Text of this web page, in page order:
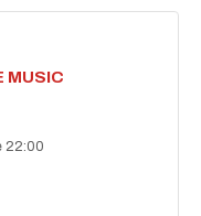
MUSIC
22:00